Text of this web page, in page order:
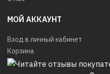
МОЙ АККАУНТ
Вход в личный кабинет
Корзина